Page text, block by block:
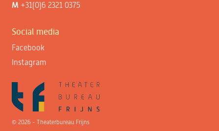
M +31(0)6 2321 0375
Social media
Facebook
Instagram
© 2026 - Theaterbureau Frijns